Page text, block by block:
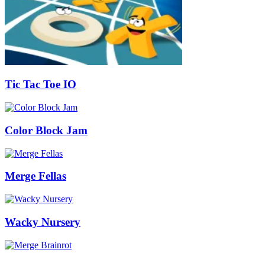
Tic Tac Toe IO
Color Block Jam
Merge Fellas
Wacky Nursery